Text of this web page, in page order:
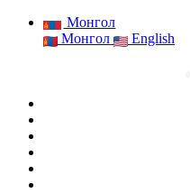
Монгол
Монгол
English